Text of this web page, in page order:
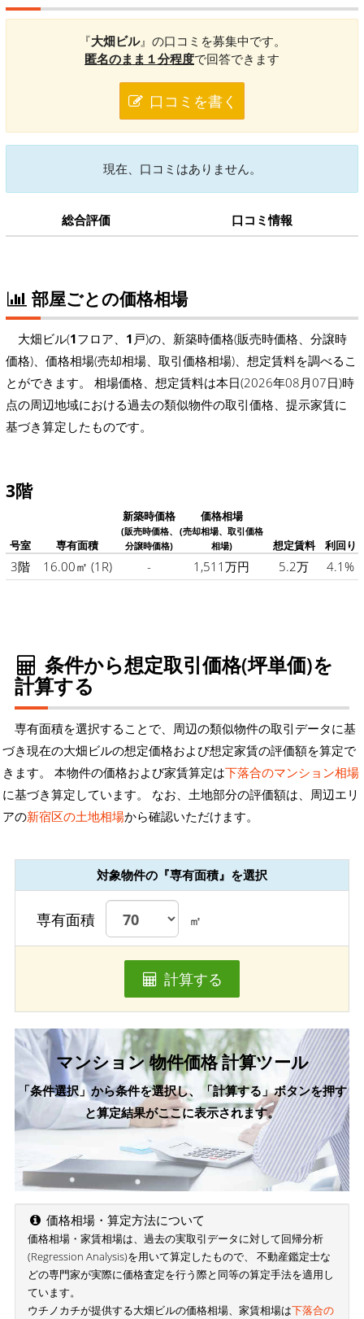
『大畑ビル』の口コミを募集中です。
匿名のまま１分程度で回答できます
口コミを書く
現在、口コミはありません。
総合評価 口コミ情報
部屋ごとの価格相場
大畑ビル(1フロア、 1 戸)の、新築時価格(販売時価格、分譲時
価格)、価格相場(売却相場、取引価格相場)、想定賃料を調べるこ
とができます。 相場価格、想定賃料は本日(2026年08月07日)時
点の周辺地域における過去の類似物件の取引価格、提示家賃に
基づき算定したものです。
3階
号室 専有面積
新築時価格
(販売時価格、
分譲時価格)
価格相場
(売却相場、取引価格
相場)
想定賃料 利回り
3階 16.00㎡ (1R) - 1,511万円 5.2万 4.1%
条件から想定取引価格(坪単価)を
計算する
専有面積を選択することで、周辺の類似物件の取引データに基
づき現在の大畑ビルの想定価格および想定家賃の評価額を算定で
きます。 本物件の価格および家賃算定は下落合のマンション相場
に基づき算定しています。 なお、土地部分の評価額は、周辺エリ
アの新宿区の土地相場から確認いただけます。
対象物件の『専有面積』を選択
専有面積 ㎡
計算する
マンション 物件価格 計算ツール
「条件選択」から条件を選択し、「計算する」ボタンを押す
と算定結果がここに表示されます。
価格相場・算定方法について
価格相場・家賃相場は、過去の実取引データに対して回帰分析
(Regression Analysis)を用いて算定したもので、 不動産鑑定士な
どの専門家が実際に価格査定を行う際と同等の算定手法を適用し
ています。
ウチノカチが提供する大畑ビルの価格相場、家賃相場は下落合の